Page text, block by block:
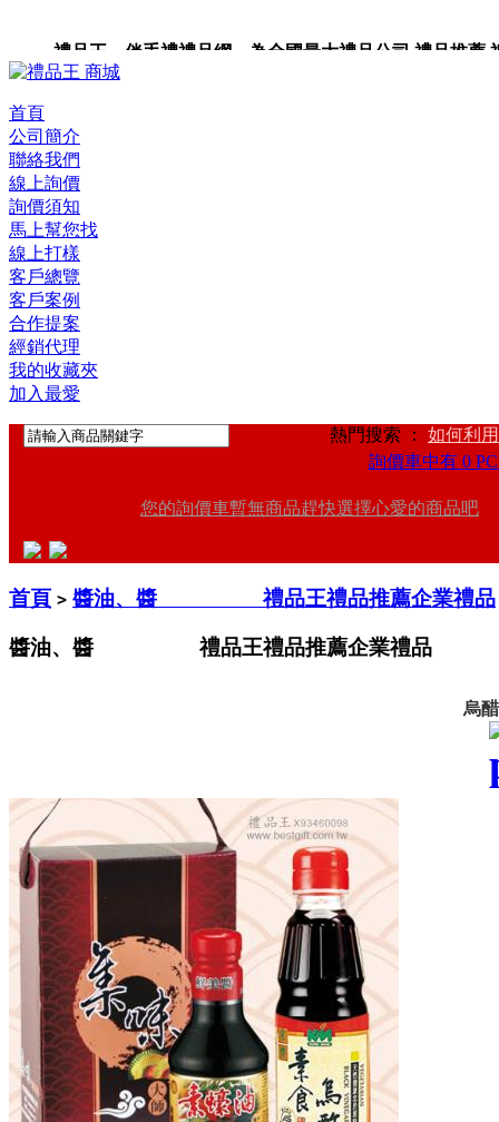
禮品王 伴手禮禮品網 為全國最大禮品公司,禮品推薦,
品卡,企業禮品,禮品小物,高級禮品,禮品網站。
首頁
公司簡介
聯絡我們
線上詢價
詢價須知
馬上幫您找
線上打樣
客戶總覽
客戶案例
合作提案
經銷代理
我的收藏夾
加入最愛
熱門搜索 ： 如何利
詢價車中有 0
您的詢價車暫無商品趕快選擇心愛的商品吧
首頁 > 醬油、醬 禮品王禮品推薦企業禮品
醬油、醬 禮品王禮品推薦企業禮品
烏